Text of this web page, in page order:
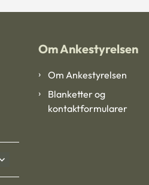
Om Ankestyrelsen
Om Ankestyrelsen
Blanketter og
kontaktformularer